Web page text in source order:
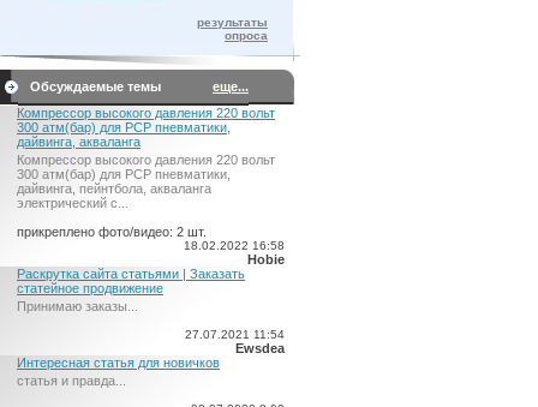
результаты
опроса
Обсуждаемые темы
еще...
Компрессор высокого давления 220 вольт
300 атм(бар) для PCP пневматики,
дайвинга, акваланга
Компрессор высокого давления 220 вольт
300 атм(бар) для PCP пневматики,
дайвинга, пейнтбола, акваланга
электрический c...
прикреплено фото/видео: 2 шт.
18.02.2022 16:58
Hobie
Раскрутка сайта статьями | Заказать
статейное продвижение
Принимаю заказы...
27.07.2021 11:54
Ewsdea
Интересная статья для новичков
статья и правда...